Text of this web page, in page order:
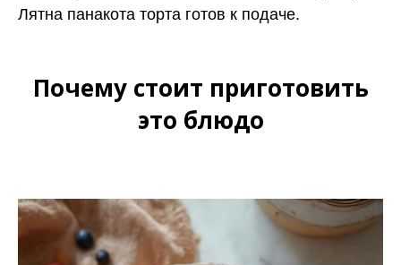
Лятна панакота торта готов к подаче.
Почему стоит приготовить
это блюдо